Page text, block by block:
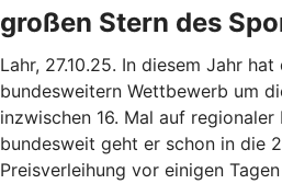
großen Stern des
Lahr, 27.10.25. In diesem Jahr
bundesweitern Wettbewerb um
inzwischen 16. Mal auf regionaler
bundesweit geht er schon in die
Preisverleihung vor einigen